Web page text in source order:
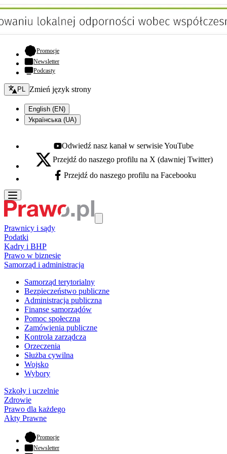
Promocje- otwiera się w nowej karcie
Newsletter
Podcasty
Zmień język - bieżący:
PL Zmień język strony
English (EN)
Українська (UA)
Youtube - otwiera się w nowej karcie
Odwiedź nasz kanał w serwisie YouTube
X - otwiera się w nowej karcie
Przejdź do naszego profilu na X (dawniej Twitter)
Facebook - otwiera się w nowej karcie
Przejdź do naszego profilu na Facebooku
Prawnicy i sądy
Podatki
Kadry i BHP
Prawo w biznesie
Samorząd i administracja
Samorząd terytorialny
Bezpieczeństwo publiczne
Administracja publiczna
Finanse samorządów
Pomoc społeczna
Zamówienia publiczne
Kontrola zarządcza
Orzeczenia
Służba cywilna
Wojsko
Wybory
Szkoły i uczelnie
Zdrowie
Prawo dla każdego
Akty Prawne
Promocje- otwiera się w nowej karcie
Newsletter